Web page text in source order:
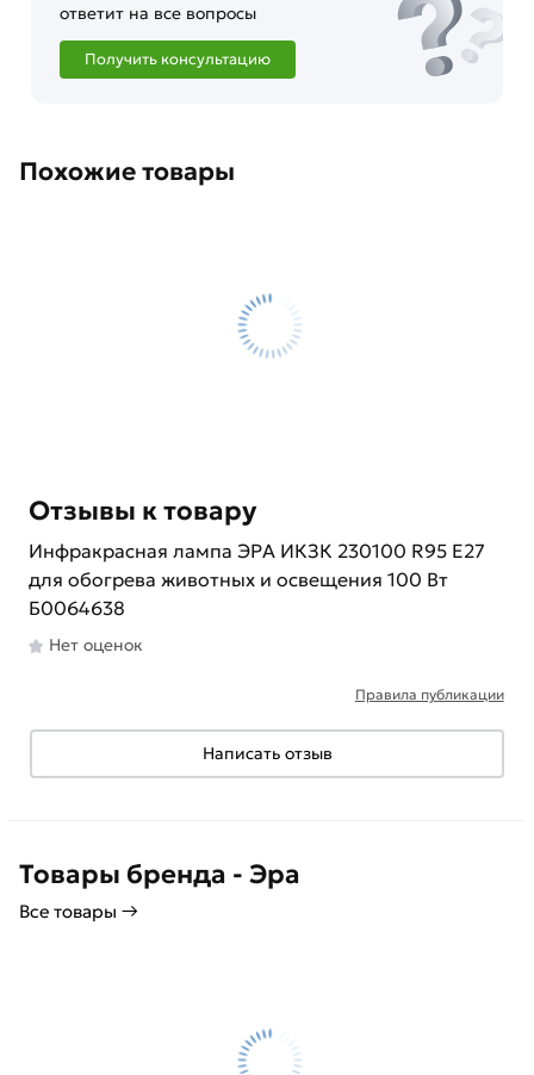
ответит на все вопросы
Получить консультацию
Похожие товары
Отзывы к товару
Инфракрасная лампа ЭРА ИКЗК 230100 R95 E27
для обогрева животных и освещения 100 Вт
Б0064638
Нет оценок
Правила публикации
Написать отзыв
Товары бренда - Эра
Все товары →